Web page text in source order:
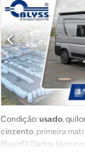
Condição:usado,
cinzento, primeira
BlueHDI Dados
bruto autorizado: